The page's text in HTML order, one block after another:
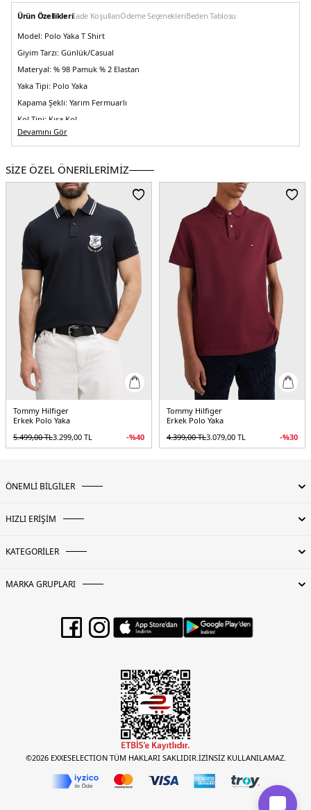
Ürün Özellikleriİade KoşullarıÖdeme SeçenekleriBeden Tablosu
Model: Polo Yaka T Shirt
Giyim Tarzı: Günlük/Casual
Materyal: % 98 Pamuk % 2 Elastan
Yaka Tipi: Polo Yaka
Kapama Şekli: Yarım Fermuarlı
Kol Tipi: Kısa Kol
Kumaş Tipi:Belirtilmemiş
Kalıp Bilgisi:Regular Fit
Yaş Grubu:Yetişkin
Bangladeş
3DE1MW0MW42762Z00.35
Devamını Gör
SİZE ÖZEL ÖNERİLERİMİZ
Tommy Hilfiger
Erkek Polo Yaka
5.499,00TL3.299,00 TL -%40
Tommy Hilfiger
Erkek Polo Yaka
4.399,00TL3.079,00 TL -%30
ÖNEMLİ BİLGİLER
HIZLI ERİŞİM
KATEGORİLER
MARKA GRUPLARI
©2026 EXXESELECTION TÜM HAKLARI SAKLIDIR.İZİNSİZ KULLANILAMAZ.